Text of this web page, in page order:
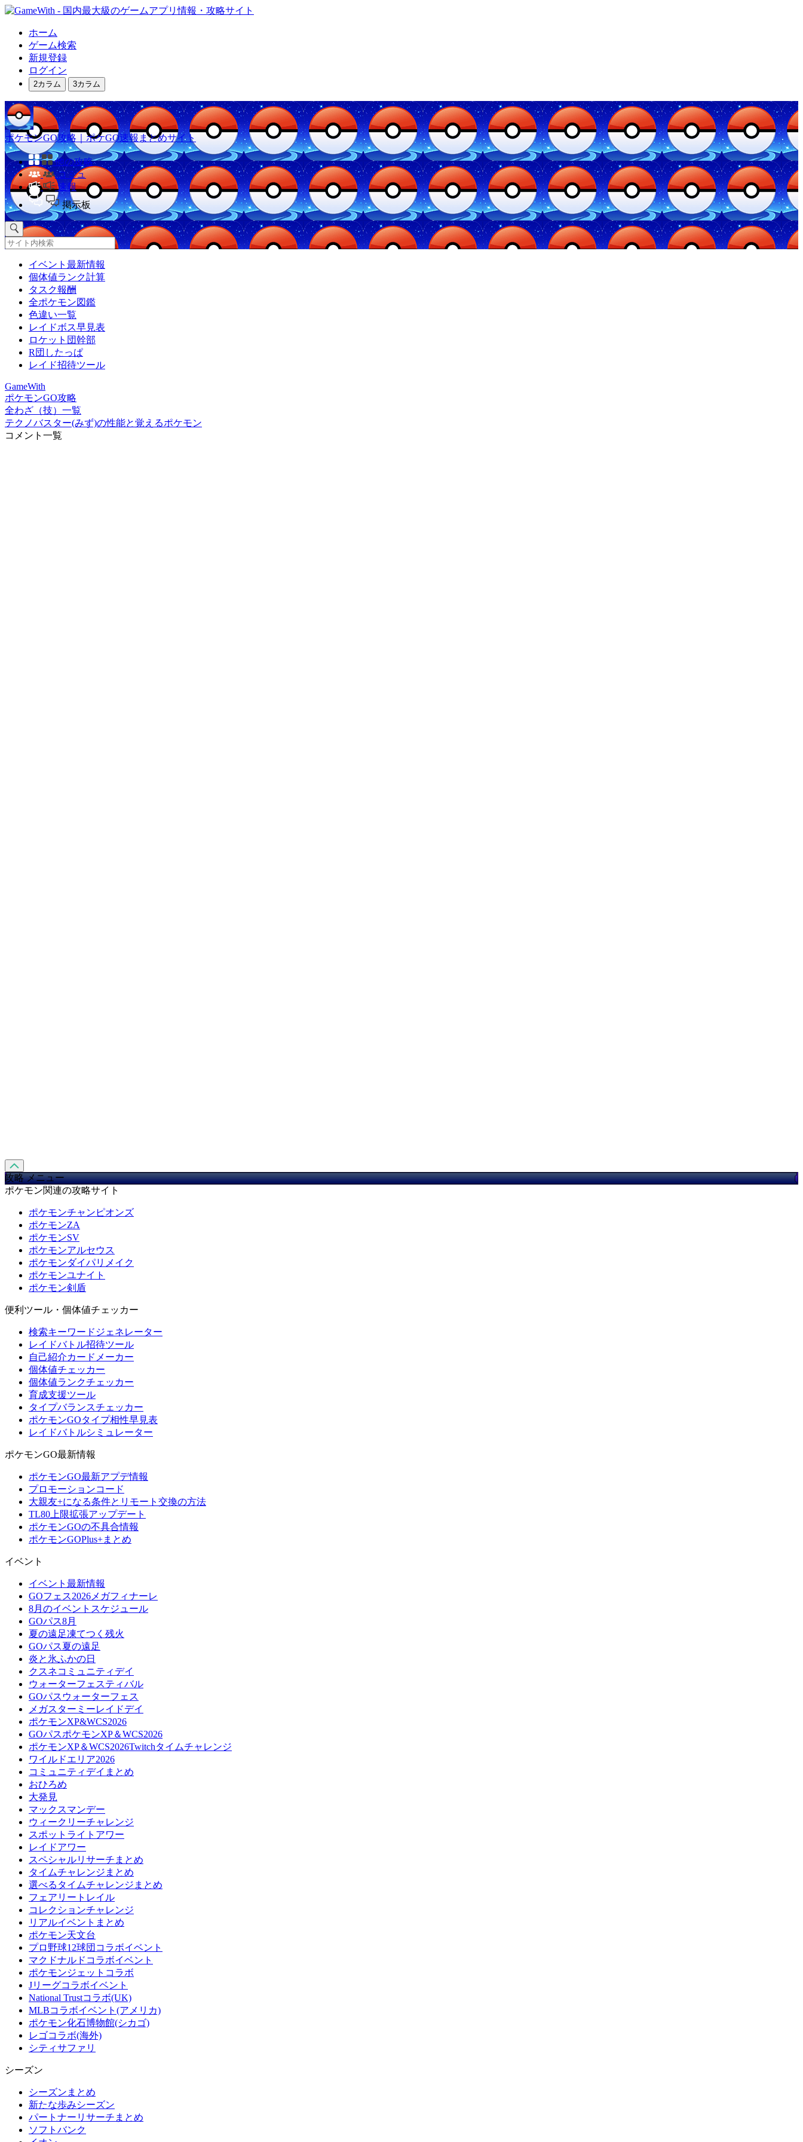
ホーム
ゲーム検索
新規登録
ログイン
2カラム 3カラム
ポケモンGO攻略｜ポケGO速報まとめサイト
他の攻略
コミュ
速報
掲示板
イベント最新情報
個体値ランク計算
タスク報酬
全ポケモン図鑑
色違い一覧
レイドボス早見表
ロケット団幹部
R団したっぱ
レイド招待ツール
GameWith
ポケモンGO攻略
全わざ（技）一覧
テクノバスター(みず)の性能と覚えるポケモン
コメント一覧
攻略 メニュー
ポケモン関連の攻略サイト
ポケモンチャンピオンズ
ポケモンZA
ポケモンSV
ポケモンアルセウス
ポケモンダイパリメイク
ポケモンユナイト
ポケモン剣盾
便利ツール・個体値チェッカー
検索キーワードジェネレーター
レイドバトル招待ツール
自己紹介カードメーカー
個体値チェッカー
個体値ランクチェッカー
育成支援ツール
タイプバランスチェッカー
ポケモンGOタイプ相性早見表
レイドバトルシミュレーター
ポケモンGO最新情報
ポケモンGO最新アプデ情報
プロモーションコード
大親友+になる条件とリモート交換の方法
TL80上限拡張アップデート
ポケモンGOの不具合情報
ポケモンGOPlus+まとめ
イベント
イベント最新情報
GOフェス2026メガフィナーレ
8月のイベントスケジュール
GOパス8月
夏の遠足凍てつく残火
GOパス夏の遠足
炎と氷ふかの日
クスネコミュニティデイ
ウォーターフェスティバル
GOパスウォーターフェス
メガスターミーレイドデイ
ポケモンXP&WCS2026
GOパスポケモンXP＆WCS2026
ポケモンXP＆WCS2026Twitchタイムチャレンジ
ワイルドエリア2026
コミュニティデイまとめ
おひろめ
大発見
マックスマンデー
ウィークリーチャレンジ
スポットライトアワー
レイドアワー
スペシャルリサーチまとめ
タイムチャレンジまとめ
選べるタイムチャレンジまとめ
フェアリートレイル
コレクションチャレンジ
リアルイベントまとめ
ポケモン天文台
プロ野球12球団コラボイベント
マクドナルドコラボイベント
ポケモンジェットコラボ
Jリーグコラボイベント
National Trustコラボ(UK)
MLBコラボイベント(アメリカ)
ポケモン化石博物館(シカゴ)
レゴコラボ(海外)
シティサファリ
シーズン
シーズンまとめ
新たな歩みシーズン
パートナーリサーチまとめ
ソフトバンク